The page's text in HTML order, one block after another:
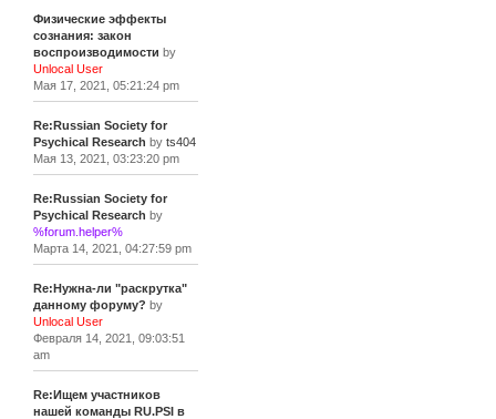
Физические эффекты
сознания: закон
воспроизводимости by
Unlocal User
Мая 17, 2021, 05:21:24 pm
Re:Russian Society for
Psychical Research by ts404
Мая 13, 2021, 03:23:20 pm
Re:Russian Society for
Psychical Research by
%forum.helper%
Марта 14, 2021, 04:27:59 pm
Re:Нужна-ли "раскрутка"
данному форуму? by
Unlocal User
Февраля 14, 2021, 09:03:51
am
Re:Ищем участников
нашей команды RU.PSI в